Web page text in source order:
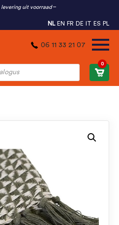
levering uit voorraad
NL EN FR DE IT ES PL
06 11 33 21 07
0